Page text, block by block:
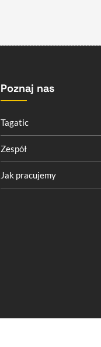
Poznaj nas
Tagatic
Zespół
Jak pracujemy